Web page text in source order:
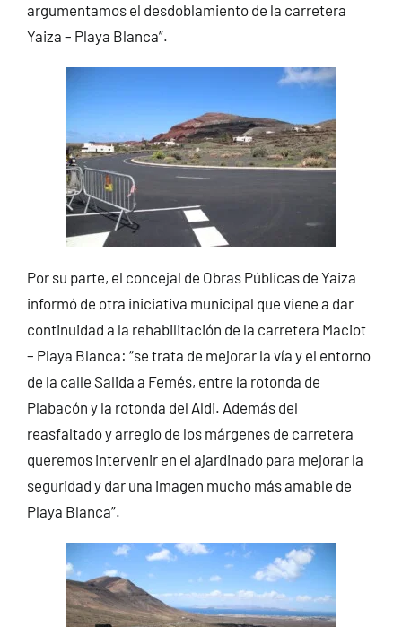
argumentamos el desdoblamiento de la carretera
Yaiza – Playa Blanca”.
Por su parte, el concejal de Obras Públicas de Yaiza
informó de otra iniciativa municipal que viene a dar
continuidad a la rehabilitación de la carretera Maciot
– Playa Blanca: “se trata de mejorar la vía y el entorno
de la calle Salida a Femés, entre la rotonda de
Plabacón y la rotonda del Aldi. Además del
reasfaltado y arreglo de los márgenes de carretera
queremos intervenir en el ajardinado para mejorar la
seguridad y dar una imagen mucho más amable de
Playa Blanca”.